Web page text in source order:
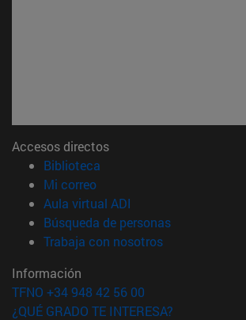
Accesos directos
Biblioteca
Mi correo(abre en nueva ventana)
Aula virtual ADI
Búsqueda de personas(abre en
Trabaja con nosotros(abre en
Información
TFNO +34 948 42 56 00
¿QUÉ GRADO TE INTERESA?